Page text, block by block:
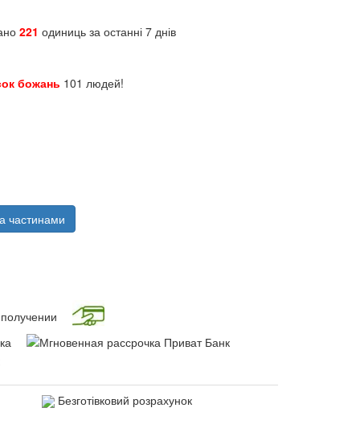
221 одиниць за останні 7 днів
божань 101 людей!
частинами
Безготівковий розрахунок